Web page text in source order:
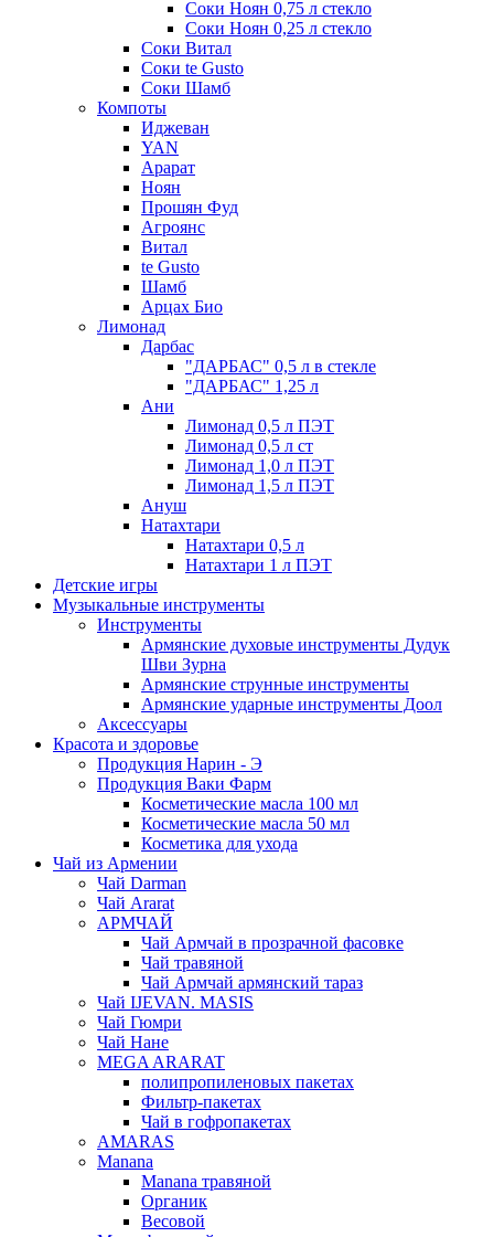
Соки Ноян 0,75 л стекло
Соки Ноян 0,25 л стекло
Соки Витал
Соки te Gusto
Соки Шамб
Компоты
Иджеван
YAN
Арарат
Ноян
Прошян Фуд
Агроянс
Витал
te Gusto
Шамб
Арцах Био
Лимонад
Дарбас
"ДАРБАС" 0,5 л в стекле
"ДАРБАС" 1,25 л
Ани
Лимонад 0,5 л ПЭТ
Лимонад 0,5 л ст
Лимонад 1,0 л ПЭТ
Лимонад 1,5 л ПЭТ
Ануш
Натахтари
Натахтари 0,5 л
Натахтари 1 л ПЭТ
Детские игры
Музыкальные инструменты
Инструменты
Армянские духовые инструменты Дудук
Шви Зурна
Армянские струнные инструменты
Армянские ударные инструменты Доол
Аксессуары
Красота и здоровье
Продукция Нарин - Э
Продукция Ваки Фарм
Косметические масла 100 мл
Косметические масла 50 мл
Косметика для ухода
Чай из Армении
Чай Darman
Чай Ararat
АРМЧАЙ
Чай Армчай в прозрачной фасовке
Чай травяной
Чай Армчай армянский тараз
Чай IJEVAN. MASIS
Чай Гюмри
Чай Нане
MEGA ARARAT
полипропиленовых пакетах
Фильтр-пакетах
Чай в гофропакетах
AMARAS
Manana
Manana травяной
Органик
Весовой